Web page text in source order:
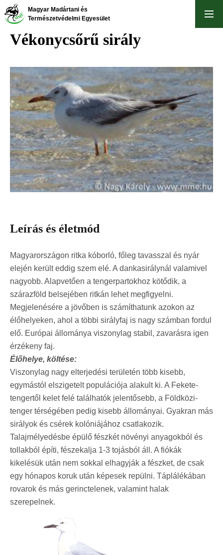
Ugrás
tartalomra
Magyar Madártani és
Természetvédelmi Egyesület
Vékonycsőrű sirály
Leírás és életmód
Magyarországon ritka kóborló, főleg tavasszal és nyár
elején került eddig szem elé. A dankasirálynál valamivel
nagyobb. Alapvetően a tengerpartokhoz kötődik, a
szárazföld belsejében ritkán lehet megfigyelni.
Megjelenésére a jövőben is számíthatunk azokon az
élőhelyeken, ahol a többi sirályfaj is nagy számban fordul
elő. Európai állománya viszonylag stabil, zavarásra igen
érzékeny faj.
Élőhelye, költése:
Viszonylag nagy elterjedési területén több kisebb,
egymástól elszigetelt populációja alakult ki. A Fekete-
tengertől kelet felé találhatók jelentősebb, a Földközi-
tenger térségében pedig kisebb állományai. Gyakran más
sirályok és csérek kolóniájához csatlakozik.
Talajmélyedésbe épülő fészkét növényi anyagokból és
tollakból építi, fészekalja 1-3 tojásból áll. A fiókák
kikelésük után nem sokkal elhagyják a fészket, de csak
egy hónapos koruk után képesek repülni. Táplálékában
rovarok és más gerinctelenek, valamint halak
szerepelnek.